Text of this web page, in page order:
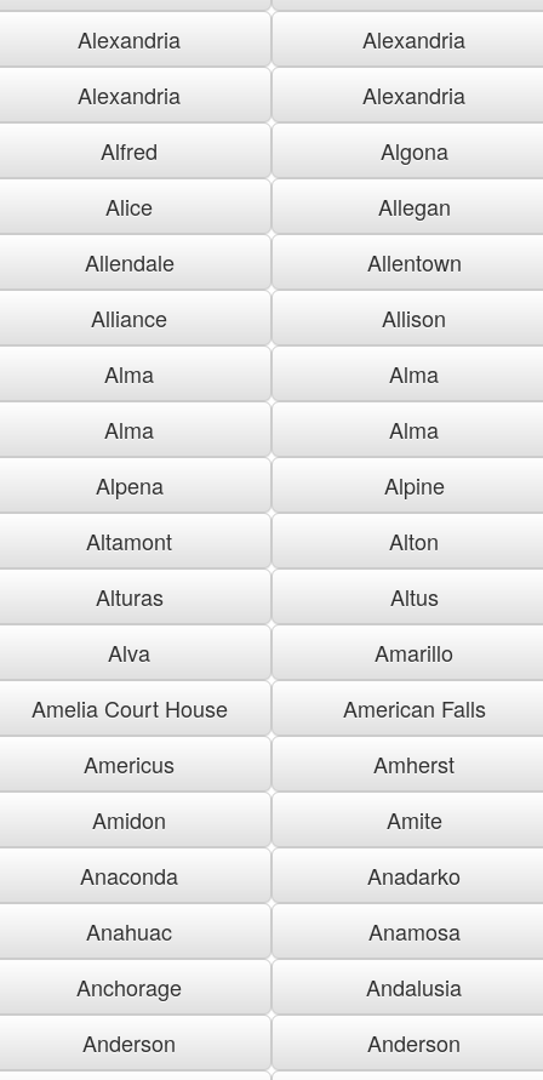
Alexandria
Alexandria
Alexandria
Alexandria
Alfred
Algona
Alice
Allegan
Allendale
Allentown
Alliance
Allison
Alma
Alma
Alma
Alma
Alpena
Alpine
Altamont
Alton
Alturas
Altus
Alva
Amarillo
Amelia Court House
American Falls
Americus
Amherst
Amidon
Amite
Anaconda
Anadarko
Anahuac
Anamosa
Anchorage
Andalusia
Anderson
Anderson